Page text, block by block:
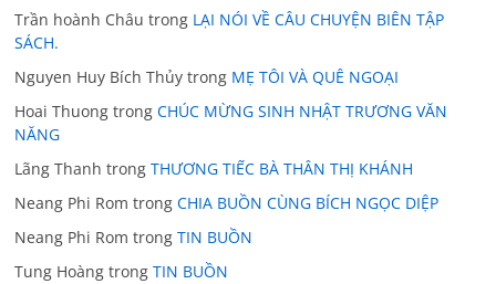
Trần hoành Châu trong LẠI NÓI VỀ CÂU CHUYỆN BIÊN TẬP
SÁCH.
Nguyen Huy Bích Thủy trong MẸ TÔI VÀ QUÊ NGOẠI
Hoai Thuong trongCHÚC MỪNG SINH NHẬT TRƯƠNG VĂN
NĂNG
Lãng Thanh trongTHƯƠNG TIẾC BÀ THÂN THỊ KHÁNH
Neang Phi Rom trongCHIA BUỒN CÙNG BÍCH NGỌC DIỆP
Neang Phi Rom trongTIN BUỒN
Tung Hoàng trongTIN BUỒN